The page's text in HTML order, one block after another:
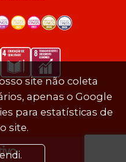
site não coleta
apenas o Google
para estatísticas de
site.